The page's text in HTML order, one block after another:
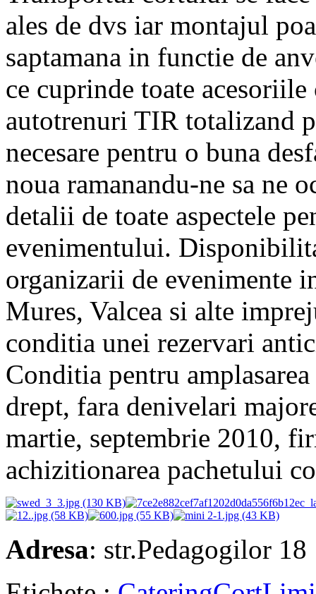
ales de dvs iar montajul
saptamana in functie de
ce cuprinde toate
autotrenuri TIR totalizand
necesare pentru o buna
noua ramanandu-ne sa ne
detalii de toate aspectele
evenimentului.
organizarii de evenimente
Mures, Valcea si alte
conditia unei rezervari
Conditia pentru
drept, fara denivelari
martie, septembrie 2010,
achizitionarea pachetului
Adresa: str.Pedagogilor 18